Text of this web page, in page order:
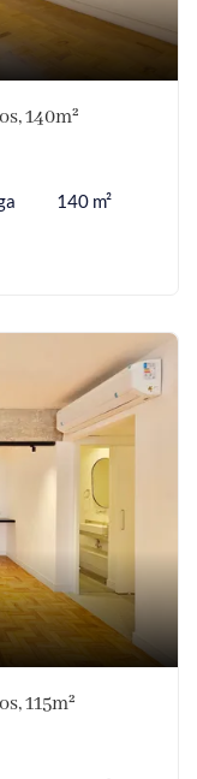
140m²
140 m²
115m²